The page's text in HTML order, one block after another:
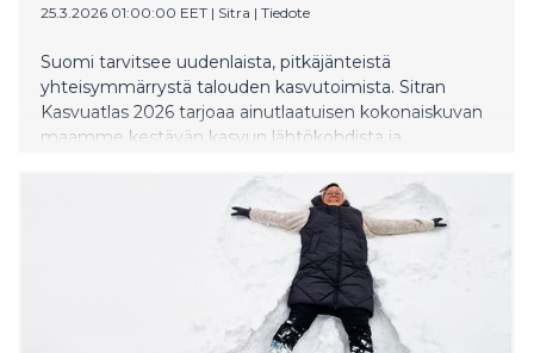
25.3.2026 01:00:00 EET | Sitra | Tiedote
Suomi tarvitsee uudenlaista, pitkäjänteistä
yhteisymmärrystä talouden kasvutoimista. Sitran
Kasvuatlas 2026 tarjoaa ainutlaatuisen kokonaiskuvan
maamme kestävän kasvun lähtökohdista ja